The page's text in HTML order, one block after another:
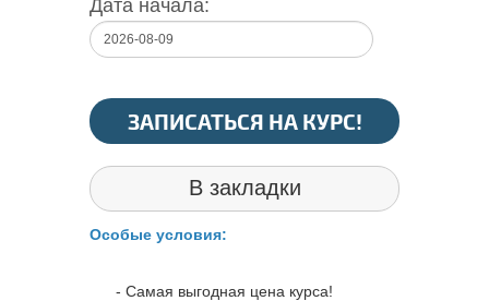
Дата начала:
ЗАПИСАТЬСЯ НА КУРС!
В закладки
Особые условия:
- Самая выгодная цена курса!